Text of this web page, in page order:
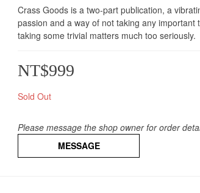
Crass Goods is a two-part publication, a
passion and a way of not taking any important
taking some trivial matters much too seriously.
NT$999
Sold Out
Please message the shop owner for order
MESSAGE